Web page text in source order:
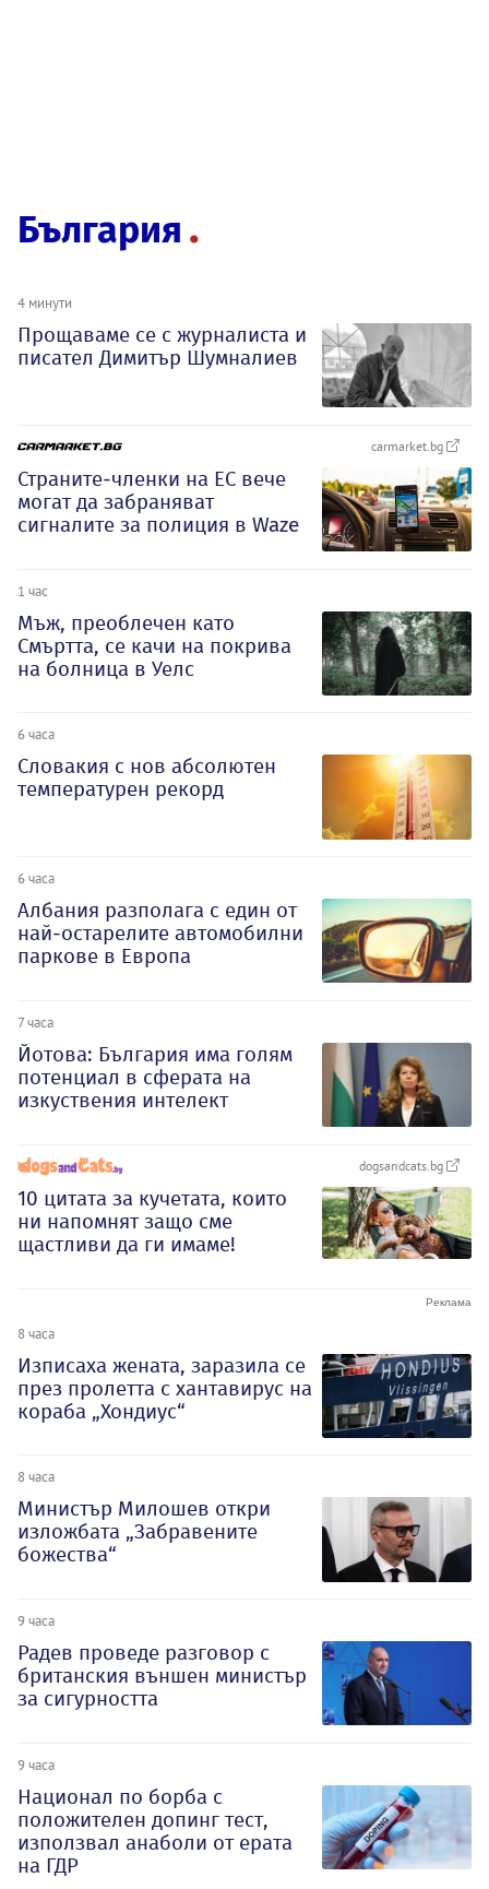
България
4 минути
Прощаваме се с журналиста и
писател Димитър Шумналиев
carmarket.bg
Страните-членки на ЕС вече
могат да забраняват
сигналите за полиция в Waze
1 час
Мъж, преоблечен като
Смъртта, се качи на покрива
на болница в Уелс
6 часа
Словакия с нов абсолютен
температурен рекорд
6 часа
Албания разполага с един от
най-остарелите автомобилни
паркове в Европа
7 часа
Йотова: България има голям
потенциал в сферата на
изкуствения интелект
dogsandcats.bg
10 цитата за кучетата, които
ни напомнят защо сме
щастливи да ги имаме!
8 часа
Изписаха жената, заразила се
през пролетта с хантавирус на
кораба „Хондиус“
8 часа
Министър Милошев откри
изложбата „Забравените
божества“
9 часа
Радев проведе разговор с
британския външен министър
за сигурността
9 часа
Национал по борба с
положителен допинг тест,
използвал анаболи от ерата
на ГДР